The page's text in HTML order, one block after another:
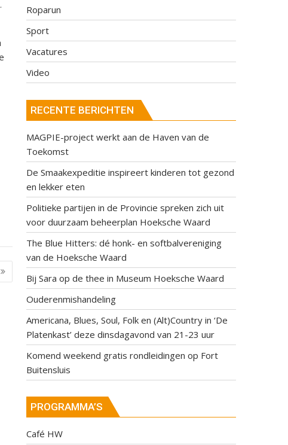
Roparun
Sport
Vacatures
Video
RECENTE BERICHTEN
MAGPIE-project werkt aan de Haven van de
Toekomst
De Smaakexpeditie inspireert kinderen tot gezond
en lekker eten
Politieke partijen in de Provincie spreken zich uit
voor duurzaam beheerplan Hoeksche Waard
The Blue Hitters: dé honk- en softbalvereniging
van de Hoeksche Waard
Bij Sara op de thee in Museum Hoeksche Waard
Ouderenmishandeling
Americana, Blues, Soul, Folk en (Alt)Country in ‘De
Platenkast’ deze dinsdagavond van 21-23 uur
Komend weekend gratis rondleidingen op Fort
Buitensluis
PROGRAMMA’S
Café HW